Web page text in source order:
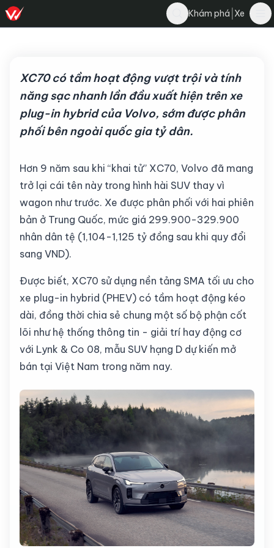
Khám phá Xe
3 tháng 9, 2025·5 phút đọc· 4.5K
Bình luận
XC70 có tầm hoạt động vượt trội và tính
năng sạc nhanh lần đầu xuất hiện trên xe
plug-in hybrid của Volvo, sớm được phân
phối bên ngoài quốc gia tỷ dân.
Hơn 9 năm sau khi “khai tử” XC70, Volvo đã mang
trở lại cái tên này trong hình hài SUV thay vì
wagon như trước. Xe được phân phối với hai phiên
bản ở Trung Quốc, mức giá 299.900-329.900
nhân dân tệ (1,104-1,125 tỷ đồng sau khi quy đổi
sang VND).
Được biết, XC70 sử dụng nền tảng SMA tối ưu cho
xe plug-in hybrid (PHEV) có tầm hoạt động kéo
dài, đồng thời chia sẻ chung một số bộ phận cốt
lõi như hệ thống thông tin - giải trí hay động cơ
với Lynk & Co 08, mẫu SUV hạng D dự kiến mở
bán tại Việt Nam trong năm nay.